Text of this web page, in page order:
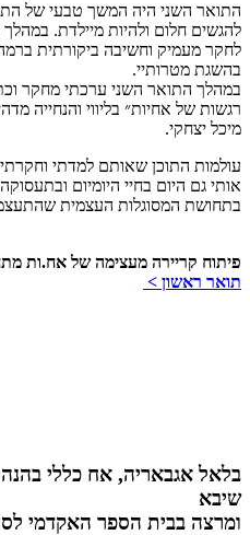
התואר השני היה המשך טבעי של
להגשים חלום ולהיות מיילדת.
לחקר מעמיק וחשיבה ביקורתית
בהשגת מטרותיי.
במהלך התואר השני ערכתי מחקר
רגשות של אחיות״ בליווי והנחייה
מיכל יצחקי.
עולמות התוכן שאותם למדתי
אותי גם היום בחיי היומיום
בתחושת המסוגלות העצמית
פיתוח קריירה מעצימה של אח.ות
תואר ראשון >
בלאל אגבאריה, אח כללי
שיבא
ומרצה בבית הספר האקדמי